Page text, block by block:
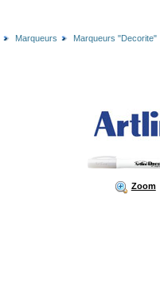
Marqueurs Marqueurs "Decorite"
Zoom